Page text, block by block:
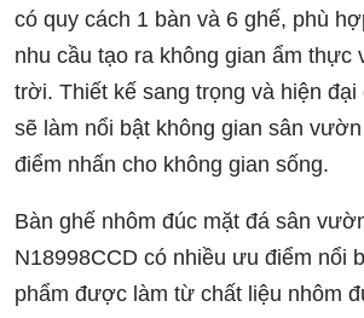
có quy cách 1 bàn và 6 ghế, phù
nhu cầu tạo ra không gian ẩm thực
trời. Thiết kế sang trọng và hiện đại
sẽ làm nổi bật không gian sân
điểm nhấn cho không gian sống.
Bàn ghế nhôm đúc mặt đá sân
N18998CCD có nhiều ưu điểm nổi
phẩm được làm từ chất liệu nhôm